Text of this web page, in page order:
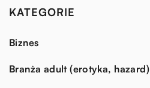
KATEGORIE
Biznes
Branża adult (erotyka, hazard)